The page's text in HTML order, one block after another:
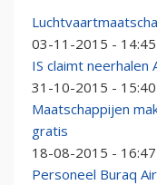
03-11-2015 - 14:45
IS claimt neerhalen
31-10-2015 - 15:40
Maatschappijen
gratis
18-08-2015 - 16:47
Personeel Buraq